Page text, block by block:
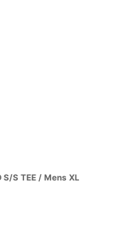
S/S TEE / Mens XL